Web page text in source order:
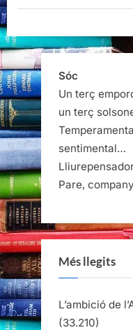
Sóc
Un terç
un terç
sentimental…
Pare,
Més llegits
L’ambició de
(33.210)